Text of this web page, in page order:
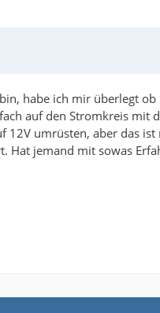
habe ich mir überlegt ob
auf den Stromkreis mit
12V umrüsten, aber das
Hat jemand mit sowas